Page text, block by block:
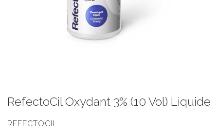
RefectoCil Oxydant 3% (10 Vol) Liquide
REFECTOCIL